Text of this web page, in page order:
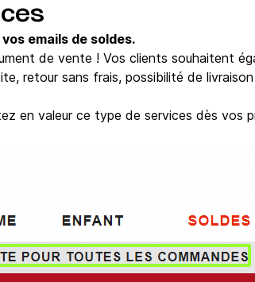
emails de soldes.
de vente ! Vos clients souhaitent
retour sans frais, possibilité de
en valeur ce type de services dès vos